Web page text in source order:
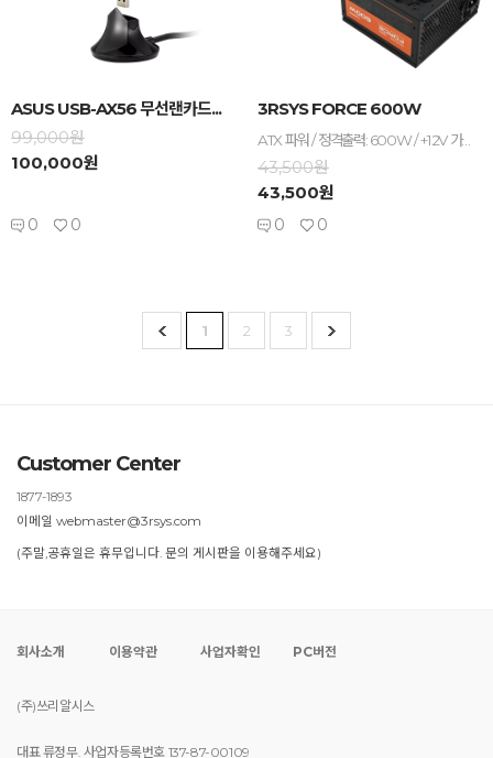
ASUS USB-AX56 무선랜카드...
99,000원
100,000원
0 0
3RSYS FORCE 600W
ATX 파워 / 정격출력: 600W / +12V 가용률: 90% / 120mm 팬 / 깊이: 150mm / 무상 3년 / [커넥터] 케이블일체형 / 메인전원: 24핀(20+4) / 보조전원: 8핀(4+4) 1개 / PCIe 8핀(6+2): 2개 / SATA: 5개 / IDE 4핀: 4개
43,500원
43,500원
0
0
1 2 3
Customer Center
1877-1893
이메일 webmaster@3rsys.com
(주말,공휴일은 휴무입니다. 문의 게시판을 이용해주세요)
회사소개 이용약관 사업자확인 PC버전
(주)쓰리알시스
대표 류정무. 사업자등록번호 137-87-00109